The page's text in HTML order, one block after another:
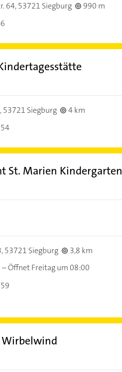
64,53721 Siegburg
990 m
53721 Siegburg
4 km
St. Marien Kindergarten
53721 Siegburg
3,8 km
–Öffnet Freitag um 08:00